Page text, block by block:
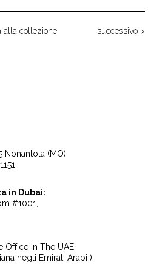
alla collezione successivo >
Nonantola (MO)
in Dubai:
#1001,
Office in The UAE
negli Emirati Arabi )